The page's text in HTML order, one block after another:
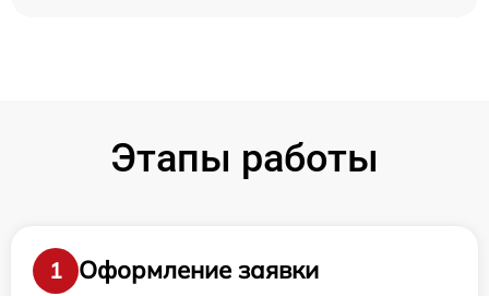
Этапы работы
1
Оформление заявки